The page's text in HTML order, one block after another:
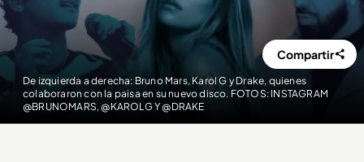
De izquierda a derecha: Bruno Mars, Karol G y Drake, quienes
colaboraron con la paisa en su nuevo disco. FOTOS: INSTAGRAM
@BRUNOMARS, @KAROLG Y @DRAKE
Compartir